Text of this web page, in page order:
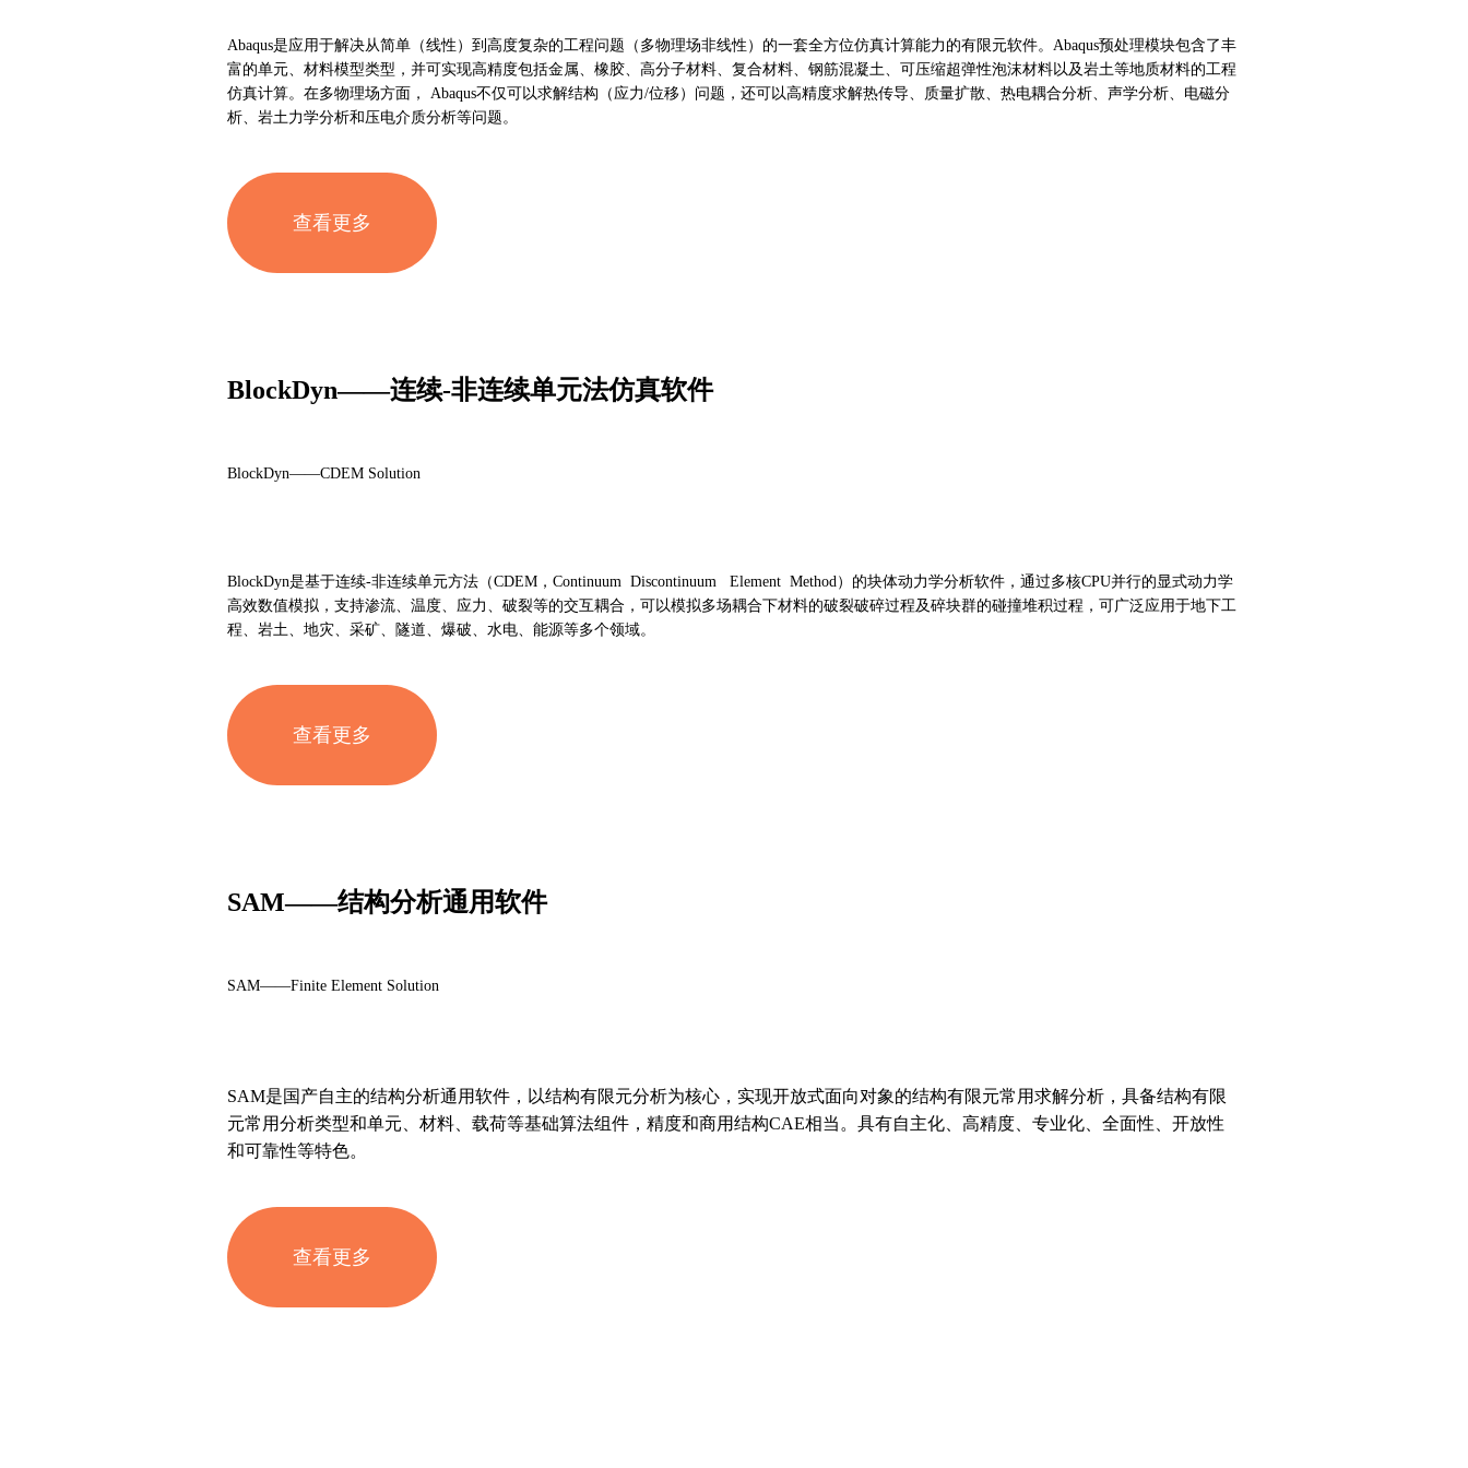
Abaqus是应用于解决从简单（线性）到高度复杂的工程问题（多物理场非线性）的一套全方位仿真计算能力的有限元软件。Abaqus预处理模块包含了丰
富的单元、材料模型类型，并可实现高精度包括金属、橡胶、高分子材料、复合材料、钢筋混凝土、可压缩超弹性泡沫材料以及岩土等地质材料的工程
仿真计算。在多物理场方面， Abaqus不仅可以求解结构（应力/位移）问题，还可以高精度求解热传导、质量扩散、热电耦合分析、声学分析、电磁分
析、岩土力学分析和压电介质分析等问题。
查看更多
BlockDyn——连续-非连续单元法仿真软件
BlockDyn——CDEM Solution
BlockDyn是基于连续-非连续单元方法（CDEM，Continuum Discontinuum Element Method）的块体动力学分析软件，通过多核CPU并行的显式动力学
高效数值模拟，支持渗流、温度、应力、破裂等的交互耦合，可以模拟多场耦合下材料的破裂破碎过程及碎块群的碰撞堆积过程，可广泛应用于地下工
程、岩土、地灾、采矿、隧道、爆破、水电、能源等多个领域。
查看更多
SAM——结构分析通用软件
SAM——Finite Element Solution
SAM是国产自主的结构分析通用软件，以结构有限元分析为核心，实现开放式面向对象的结构有限元常用求解分析，具备结构有限
元常用分析类型和单元、材料、载荷等基础算法组件，精度和商用结构CAE相当。具有自主化、高精度、专业化、全面性、开放性
和可靠性等特色。
查看更多